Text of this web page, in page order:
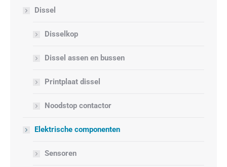
Dissel
Disselkop
Dissel assen en bussen
Printplaat dissel
Noodstop contactor
Elektrische componenten
Sensoren